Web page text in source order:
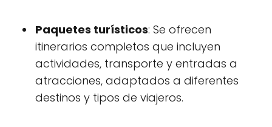
Paquetes turísticos: Se ofrecen
itinerarios completos que incluyen
actividades, transporte y entradas a
atracciones, adaptados a diferentes
destinos y tipos de viajeros.